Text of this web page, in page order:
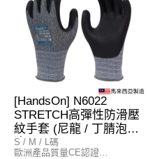
[HandsOn] N6022
STRETCH高彈性防滑壓
紋手套 (尼龍 / 丁腈泡沫
塗層)
S / M / L碼
歐洲產品質量CE認證